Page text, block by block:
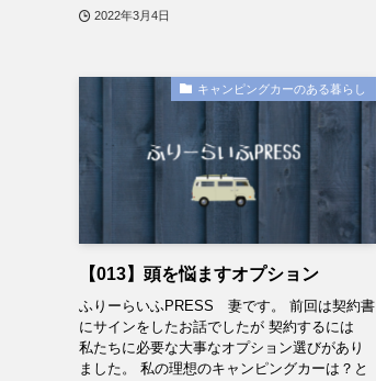
2022年3月4日
キャンピングカーのある暮らし
【013】頭を悩ますオプション
ふりーらいふPRESS 妻です。 前回は契約書
にサインをしたお話でしたが 契約するには
私たちに必要な大事なオプション選びがあり
ました。 私の理想のキャンピングカーは？と